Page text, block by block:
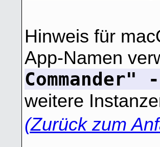
Hinweis für
App-Namen
weitere
(Zurück zum